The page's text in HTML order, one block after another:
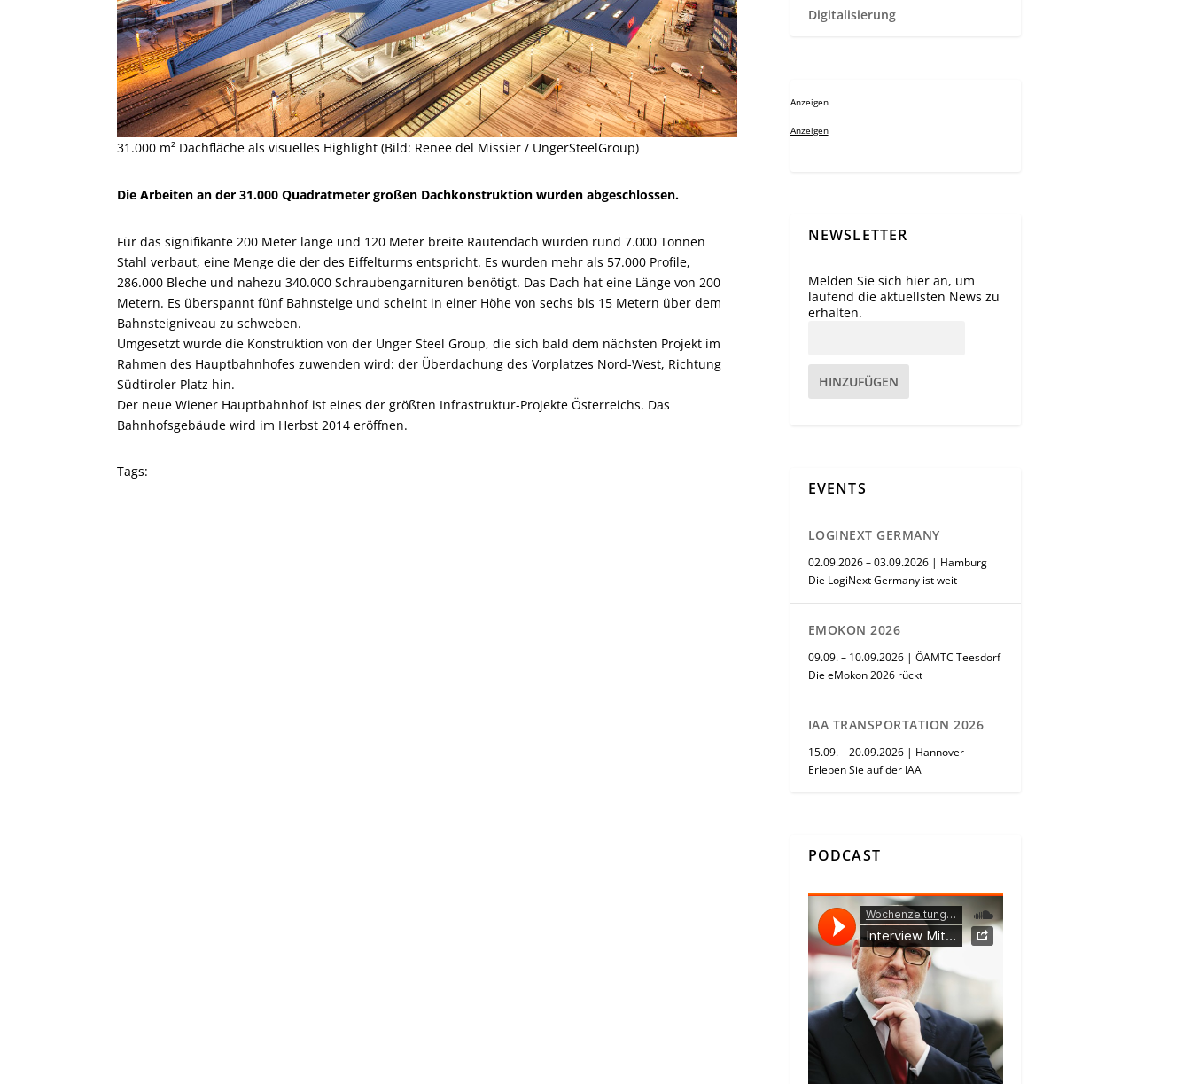
31.000 m² Dachfläche als visuelles Highlight (Bild: Renee del Missier / UngerSteelGroup)
Die Arbeiten an der 31.000 Quadratmeter großen Dachkonstruktion wurden abgeschlossen.
Für das signifikante 200 Meter lange und 120 Meter breite Rautendach wurden rund 7.000 Tonnen
Stahl verbaut, eine Menge die der des Eiffelturms entspricht. Es wurden mehr als 57.000 Profile,
286.000 Bleche und nahezu 340.000 Schraubengarnituren benötigt. Das Dach hat eine Länge von 200
Metern. Es überspannt fünf Bahnsteige und scheint in einer Höhe von sechs bis 15 Metern über dem
Bahnsteigniveau zu schweben.
Umgesetzt wurde die Konstruktion von der Unger Steel Group, die sich bald dem nächsten Projekt im
Rahmen des Hauptbahnhofes zuwenden wird: der Überdachung des Vorplatzes Nord-West, Richtung
Südtiroler Platz hin.
Der neue Wiener Hauptbahnhof ist eines der größten Infrastruktur-Projekte Österreichs. Das
Bahnhofsgebäude wird im Herbst 2014 eröffnen.
Tags:
Digitalisierung
Anzeigen
Anzeigen
NEWSLETTER
Melden Sie sich hier an, um
laufend die aktuellsten News zu
erhalten.
HINZUFÜGEN
EVENTS
LOGINEXT GERMANY
02.09.2026 – 03.09.2026 | Hamburg
Die LogiNext Germany ist weit
EMOKON 2026
09.09. – 10.09.2026 | ÖAMTC Teesdorf
Die eMokon 2026 rückt
IAA TRANSPORTATION 2026
15.09. – 20.09.2026 | Hannover
Erleben Sie auf der IAA
PODCAST